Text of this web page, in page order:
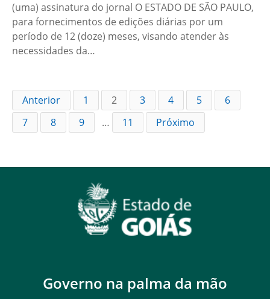
(uma) assinatura do jornal O ESTADO DE SÃO PAULO,
para fornecimentos de edições diárias por um
período de 12 (doze) meses, visando atender às
necessidades da…
Anterior 1 2 3 4 5
6
7
8 9 … 11 Próximo
Governo na palma da mão